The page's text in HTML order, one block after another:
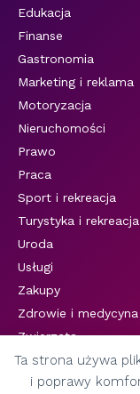
Ta strona używa
i poprawy
Edukacja
Finanse
Gastronomia
Marketing i reklama
Motoryzacja
Nieruchomości
Prawo
Praca
Sport i rekreacja
Turystyka i rekreacja
Uroda
Usługi
Zakupy
Zdrowie i medycyna
Zwierzęta